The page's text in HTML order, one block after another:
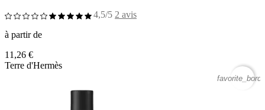
4,5/5 2 avis
à partir de
11,26 €
Terre d'Hermès